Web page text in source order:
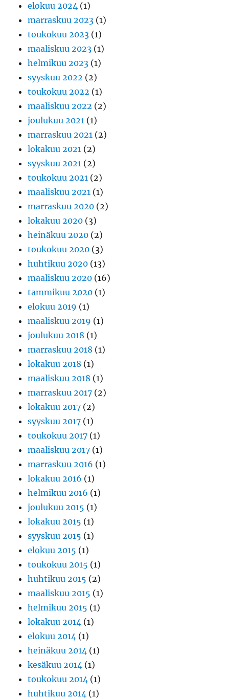
elokuu 2024 (1)
marraskuu 2023 (1)
toukokuu 2023 (1)
maaliskuu 2023 (1)
helmikuu 2023 (1)
syyskuu 2022 (2)
toukokuu 2022 (1)
maaliskuu 2022 (2)
joulukuu 2021 (1)
marraskuu 2021 (2)
lokakuu 2021 (2)
syyskuu 2021 (2)
toukokuu 2021 (2)
maaliskuu 2021 (1)
marraskuu 2020 (2)
lokakuu 2020 (3)
heinäkuu 2020 (2)
toukokuu 2020 (3)
huhtikuu 2020 (13)
maaliskuu 2020 (16)
tammikuu 2020 (1)
elokuu 2019 (1)
maaliskuu 2019 (1)
joulukuu 2018 (1)
marraskuu 2018 (1)
lokakuu 2018 (1)
maaliskuu 2018 (1)
marraskuu 2017 (2)
lokakuu 2017 (2)
syyskuu 2017 (1)
toukokuu 2017 (1)
maaliskuu 2017 (1)
marraskuu 2016 (1)
lokakuu 2016 (1)
helmikuu 2016 (1)
joulukuu 2015 (1)
lokakuu 2015 (1)
syyskuu 2015 (1)
elokuu 2015 (1)
toukokuu 2015 (1)
huhtikuu 2015 (2)
maaliskuu 2015 (1)
helmikuu 2015 (1)
lokakuu 2014 (1)
elokuu 2014 (1)
heinäkuu 2014 (1)
kesäkuu 2014 (1)
toukokuu 2014 (1)
huhtikuu 2014 (1)